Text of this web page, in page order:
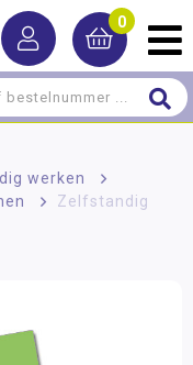
0
werken
>
>
Zelfstandig